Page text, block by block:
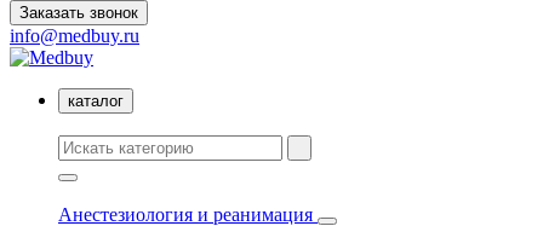
Заказать звонок
info@medbuy.ru
каталог
Анестезиология и реанимация